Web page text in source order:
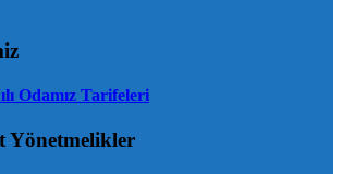
Odamız Tarifeleri
Yönetmelikler